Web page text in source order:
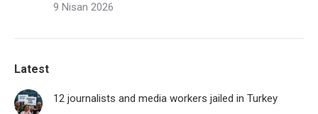
9 Nisan 2026
Latest
12 journalists and media workers jailed in Turkey